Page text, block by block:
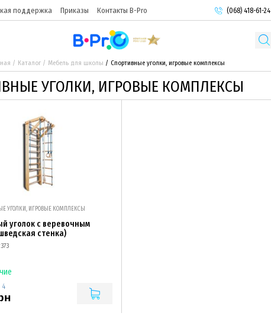
поддержка Приказы Контакты B-Pro
(068) 418-61-24
(095) 987-29-55
Каталог Мебель для школы Спортивные уголки, игровые комплексы
УГОЛКИ, ИГРОВЫЕ КОМПЛЕКСЫ
УГОЛКИ, ИГРОВЫЕ КОМПЛЕКСЫ
уголок с веревочным
стенка)
4